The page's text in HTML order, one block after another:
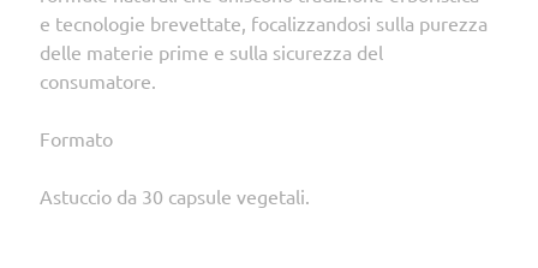
e tecnologie brevettate, focalizzandosi sulla purezza
delle materie prime e sulla sicurezza del
consumatore.
Formato
Astuccio da 30 capsule vegetali.